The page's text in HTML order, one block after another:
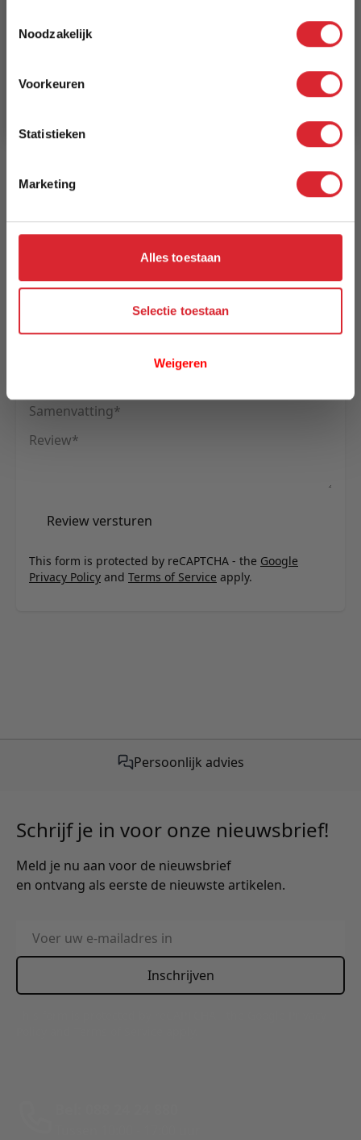
Noodzakelijk
Voorkeuren
Statistieken
Marketing
Alles toestaan
Selectie toestaan
Weigeren
Reviews
Schrijf uw eigen review
U plaatst een review over:Vloerkleed Spectrum 3333 - 240 x 300
Samenvatting
Review
Review versturen
This form is protected by reCAPTCHA - the Google
Privacy Policy and Terms of Service apply.
240 cm
Spectrum
Persoonlijk advies
Schrijf je in voor onze nieuwsbrief!
Meld je nu aan voor de nieuwsbrief
en ontvang als eerste de nieuwste artikelen.
E-mailadres
Inschrijven